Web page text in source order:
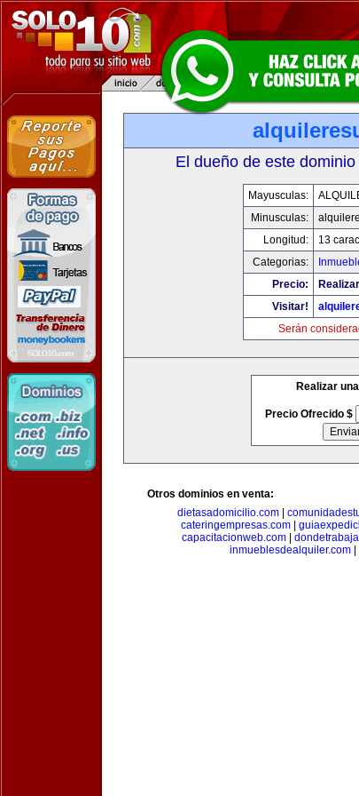
El dueño de este
Mayusculas:
Minusculas:
Longitud:
13
Categorias:
Precio:
Visitar!
Serán
Realizar
Precio Ofrecido $
Otros dominios en venta:
dietasadomicilio.com
cateringempresas.com|
capacitacionweb.com
inmueblesdealquiler.com